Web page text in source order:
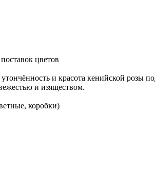
цветов
и красота кенийской розы
и изяществом.
коробки)